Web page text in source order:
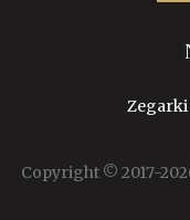
Zegarki
Copyright © 2017-